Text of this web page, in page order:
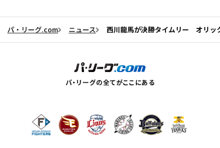
パ・リーグ.com ニュース 西川龍馬が決勝タイムリー オリッ